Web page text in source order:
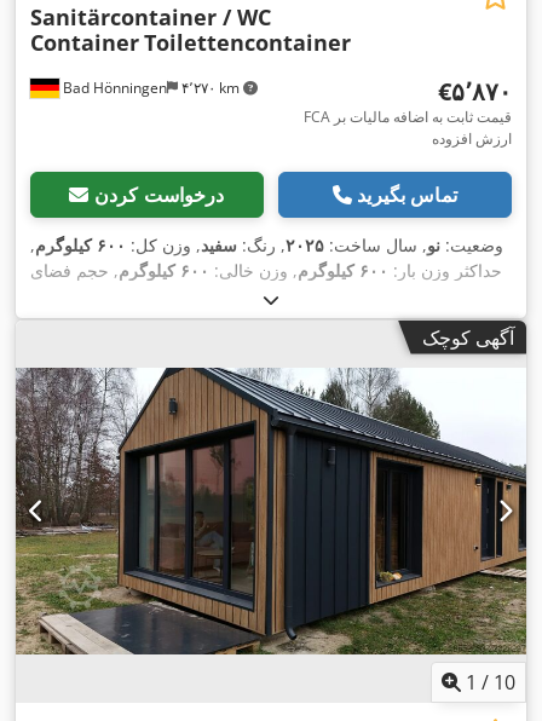
Bad Hönningen ۴٬۲۷۰ km
Sanitärcontainer / WC
ContainerToilettencontainer
‎€۵٬۸۷۰
FCA قیمت ثابت به اضافه مالیات بر
ارزش افزوده
درخواست کردن تماس بگیرید
وضعیت: نو, سال ساخت: ۲۰۲۵, رنگ: سفید, وزن کل: ۶۰۰ کیلوگرم
,
حداکثر وزن بار: ۶۰۰ کیلوگرم , وزن خالی: ۶۰۰ کیلوگرم
, حجم فضای
, عرض فضای بارگیری:
طول فضای بارگیری:۲٬۲۰۰ میلی‌متر , ارتفاع فضای بارگیری:۲٬۵۰۰
Modell Behinderten WC,
تجهیزات:حمام ,
آگهی کوچک
1 / 10